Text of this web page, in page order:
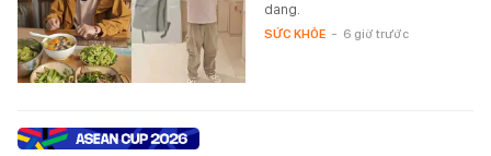
dang.
SỨC KHỎE - 6 giờ trước